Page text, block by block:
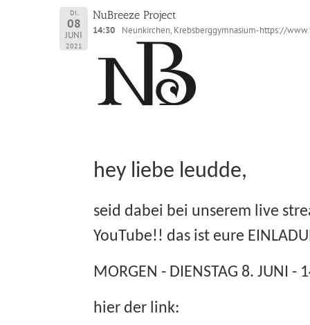
DI.
08
JUNI
2021
NuBreeze Project
14:30 Neunkirchen, Krebsberggymnasium-https://
hey liebe leudde,
seid dabei bei unserem live
YouTube!! das ist eure
MORGEN - DIENSTAG 8. JUNI -
hier der link: